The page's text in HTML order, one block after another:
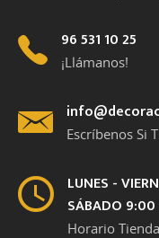
96 531 10 25
¡Llámanos!
Escríbenos Si
LUNES -
SÁBADO
Horario